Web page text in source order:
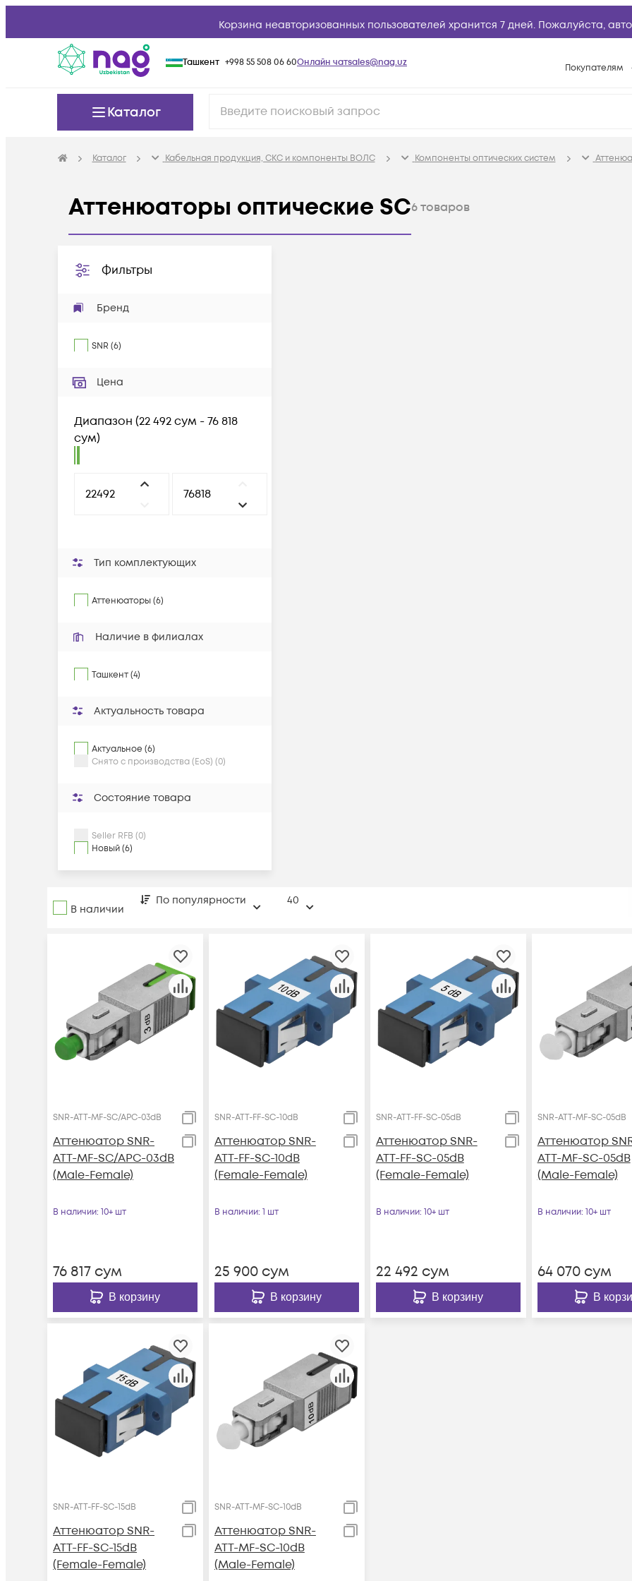
Корзина неавторизованных пользователей хранится 7 дней. Пожалуйста,
Ташкент +998 55 508 06 60Онлайн чатsales@nag.uz Покупателям
Вопросы и
Каталог
Каталог Кабельная продукция, СКС и компоненты ВОЛС Компоненты оптических систем
Аттенюаторы оптические SC6товаров
Фильтры
Бренд
SNR (6)
Цена
Диапазон (22 492 сум - 76 818
сум)
Тип комплектующих
Аттенюаторы (6)
Наличие в филиалах
Ташкент (4)
Актуальность товара
Актуальное (6)
Снято с производства (EoS) (0)
Состояние товара
Seller RFB (0)
Новый (6)
В наличии
По популярности 40
SNR-ATT-MF-SC/APC-03dB
Аттенюатор SNR-
ATT-MF-SC/APC-03dB
(Male-Female)
В наличии: 10+ шт
76 817 сум
В корзину
SNR-ATT-FF-SC-10dB
Аттенюатор SNR-
ATT-FF-SC-10dB
(Female-Female)
В наличии: 1 шт
25 900сум
В корзину
SNR-ATT-FF-SC-05dB
Аттенюатор SNR-
ATT-FF-SC-05dB
(Female-Female)
В наличии: 10+ шт
22 492 сум
В корзину
SNR-ATT-MF-SC-05dB
Аттенюатор
ATT-MF-SC-05dB
(Male-Female)
В наличии: 10+ шт
64 070сум
В
SNR-ATT-FF-SC-15dB
Аттенюатор SNR-
ATT-FF-SC-15dB
(Female-Female)
SNR-ATT-MF-SC-10dB
Аттенюатор SNR-
ATT-MF-SC-10dB
(Male-Female)